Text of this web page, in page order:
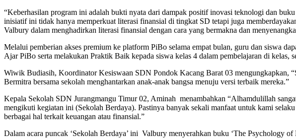
“Keberhasilan program ini adalah bukti nyata dari dampak positif inovasi teknologi dan
inisiatif ini tidak hanya memperkuat literasi finansial di tingkat SD tetapi juga
Valbury dalam menghadirkan literasi finansial dengan cara yang bermakna dan
Melalui pemberian akses premium ke platform PiBo selama empat bulan, guru dan siswa
Ajar PiBo serta melakukan Praktik Baik kepada siswa kelas 4 dalam pembelajaran di kelas,
Wiwik Budiasih, Koordinator Kesiswaan SDN Pondok Kacang Barat 03 mengungkapkan,
Bermitra bersama sekolah menghantarkan anak-anak bangsa menuju versi terbaik mereka.”
Kepala Sekolah SDN Jurangmangu Timur 02, Aminah menambahkan “Alhamdulillah
mengikuti kegiatan ini (Sekolah Berdaya). Pastinya banyak sekali manfaat untuk kami
berbagai hal terkait keuangan atau finansial.”
Dalam acara puncak ‘Sekolah Berdaya’ ini Valbury menyerahkan buku ‘The Psychology